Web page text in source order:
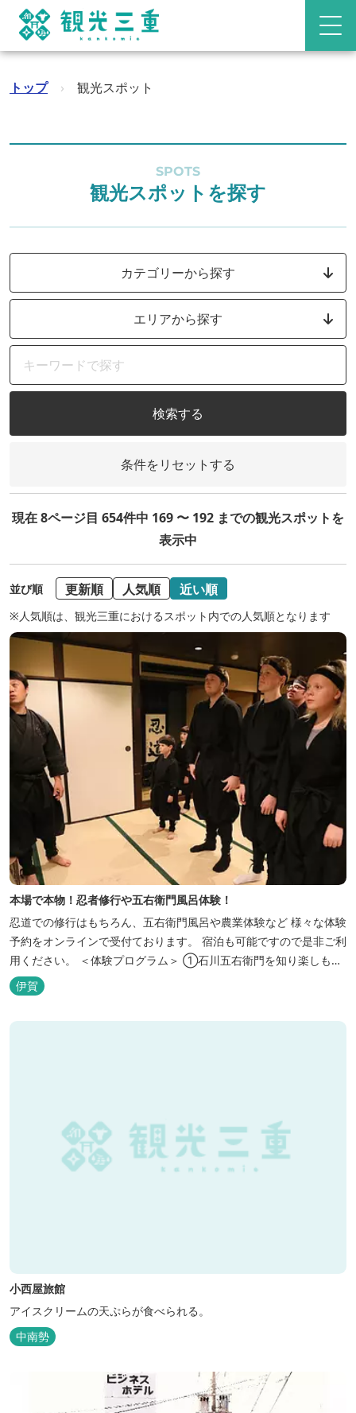
トップ › 観光スポット
SPOTS
観光スポットを探す
カテゴリーから探す
エリアから探す
検索する
条件をリセットする
現在 8ページ目 654件中 169 〜 192 までの観光スポットを
表示中
並び順 更新順 人気順 近い順
※人気順は、観光三重におけるスポット内での人気順となります
本場で本物！忍者修行や五右衛門風呂体験！
忍道での修行はもちろん、五右衛門風呂や農業体験など 様々な体験
予約をオンラインで受付ております。 宿泊も可能ですので是非ご利
用ください。 ＜体験プログラム＞ ①石川五右衛門を知り楽しも
う！ ②忍者をめざそう！（入門・初級編） ③忍者の基礎体力づく
り！農業体験！ ④忍者の里山散策と忍者修行を楽しもう！（山中
で忍道修行）
伊賀
小西屋旅館
アイスクリームの天ぷらが食べられる。
中南勢